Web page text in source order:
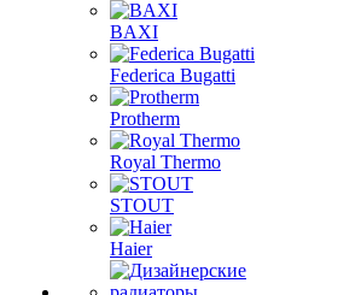
BAXI
Federica Bugatti
Protherm
Royal Thermo
STOUT
Haier